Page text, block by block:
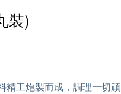
裝)
精工炮製而成，調理一切頑